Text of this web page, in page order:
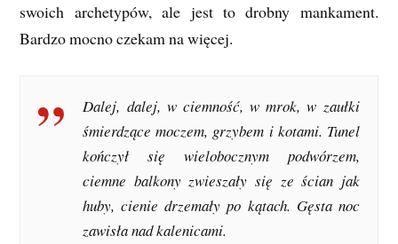
swoich archetypów, ale jest to drobny mankament.
Bardzo mocno czekam na więcej.
Dalej, dalej, w ciemność, w mrok, w zaułki
śmierdzące moczem, grzybem i kotami. Tunel
kończył się wielobocznym podwórzem,
ciemne balkony zwieszały się ze ścian jak
huby, cienie drzemały po kątach. Gęsta noc
zawisła nad kalenicami.